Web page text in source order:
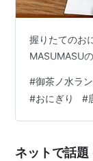
握りたてのお
MASUMASU
#御茶ノ水ラ
#おにぎり #
ネットで話題